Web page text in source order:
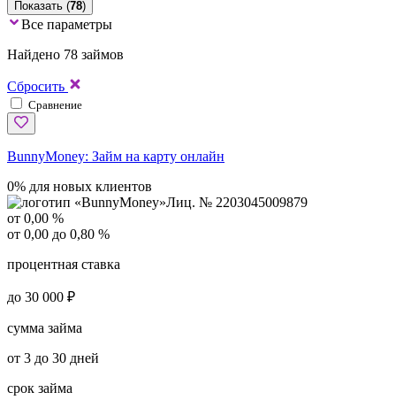
Показать (78)
Все параметры
Найдено 78 займов
Сбросить
Сравнение
BunnyMoney: Займ на карту онлайн
0% для новых клиентов
Лиц. № 2203045009879
от 0,00 %
от 0,00 до 0,80 %
процентная ставка
до 30 000 ₽
сумма займа
от 3 до 30 дней
срок займа